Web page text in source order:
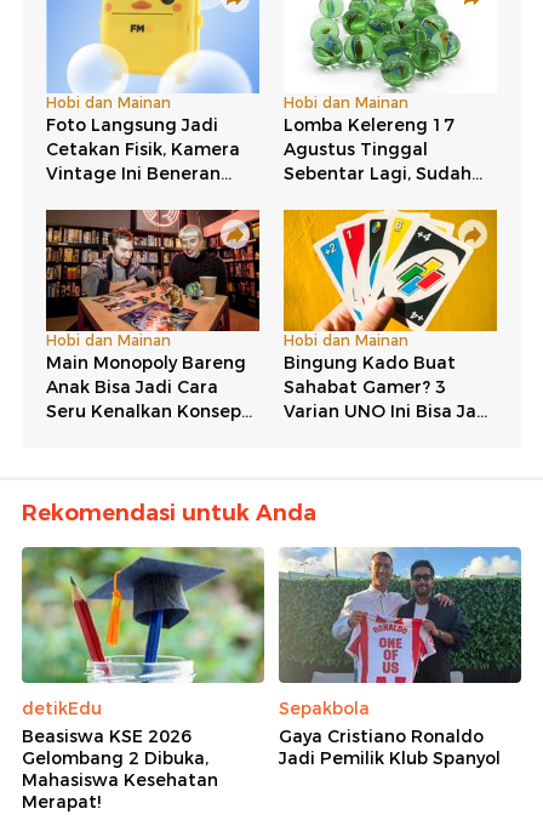
Rekomendasi untuk Anda
detikEdu
Beasiswa KSE 2026
Gelombang 2 Dibuka,
Mahasiswa Kesehatan
Merapat!
Sepakbola
Gaya Cristiano Ronaldo
Jadi Pemilik Klub Spanyol